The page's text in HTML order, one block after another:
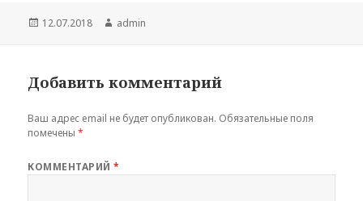
Опубликовано
12.07.2018 Автор
admin
Добавить комментарий
Ваш адрес email не будет опубликован. Обязательные поля
помечены*
КОММЕНТАРИЙ*